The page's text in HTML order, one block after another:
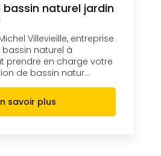
naturel jardin
Villevieille, entreprise
naturel à
prendre en charge votre
de bassin natur...
savoir plus